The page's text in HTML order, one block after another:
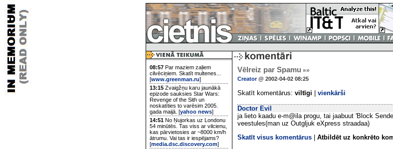
08:57 Par maziem zaļiem
cilvēciņiem. Skatīt multenes...
[www.greenman.ru]
13:15 Zvaigžņu karu jaunākā
epizode sauksies Star Wars:
Revenge of the Sith un
noskatīties to varēsim 2005.
gada maijā. [yahoo news]
14:51 No Ņujorkas uz Londonu
54 minūtēs. Tas viss ar vilcienu,
kas pārvietosies ar ~8000 km/h
ātrumu. Vai tas ir iespējams?
[media.dsc.discovery.com]
Vēlreiz par Spamu »»
Creator@ 2002-04-02 08:25
Skatīt komentārus: viltīgi vienkārši
Doctor Evil
ja lieto kaadu e-m@ila progu, tai jaabuut 'Block
veestules(man uz Outgljuk eXpress straadaa)
Skatīt visus komentārus
Atbildēt uz konkrēto